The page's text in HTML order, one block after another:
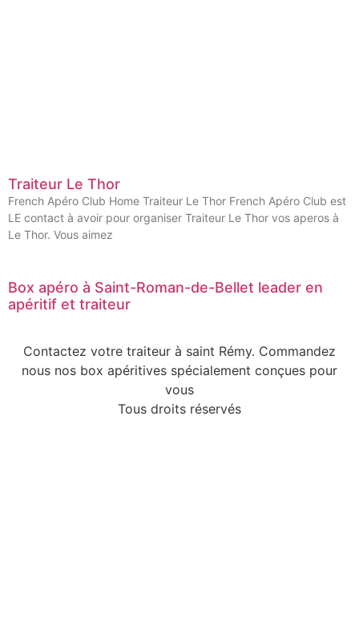
Traiteur Le Thor
French Apéro Club Home Traiteur Le Thor French Apéro Club est
LE contact à avoir pour organiser Traiteur Le Thor vos aperos à
Le Thor. Vous aimez
Box apéro à Saint-Roman-de-Bellet leader en
apéritif et traiteur
Contactez votre traiteur à saint Rémy. Commandez
nous nos box apéritives spécialement conçues pour
vous
Tous droits réservés